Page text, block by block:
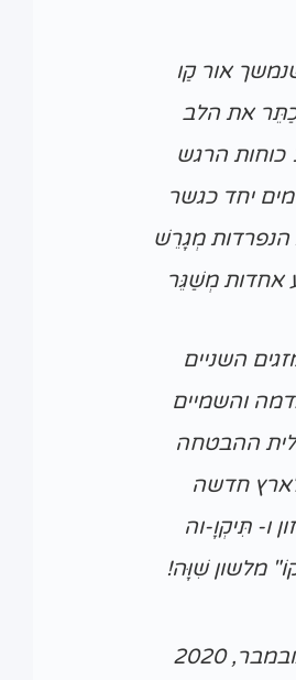
אור קַו
את הלב
יחד כגשר
מְגָרֵשׁ
אחדות מְשַׁגֵּר
השניים
והשמיים
ההבטחה
חדשה
ו- תִּיקְוָ-וה
מלשון שִׁוָּה!